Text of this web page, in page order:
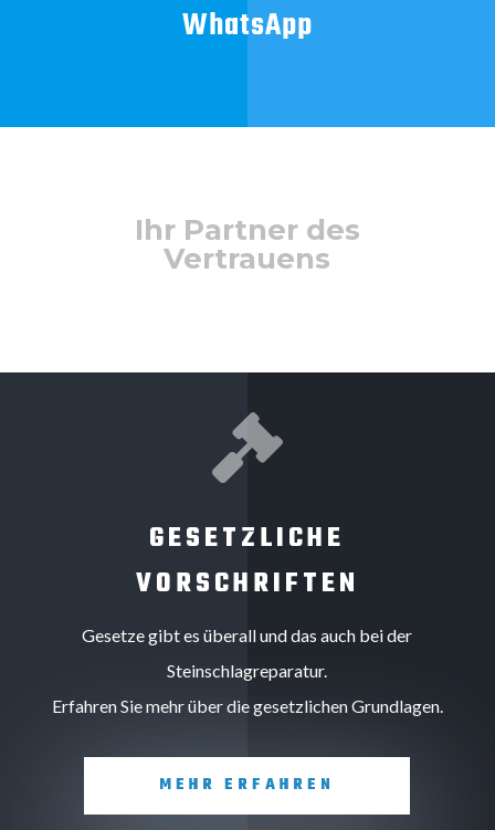
WhatsApp
Ihr Partner des
Vertrauens

GESETZLICHE
VORSCHRIFTEN
Gesetze gibt es überall und das auch bei der
Steinschlagreparatur.
Erfahren Sie mehr über die gesetzlichen Grundlagen.
MEHR ERFAHREN